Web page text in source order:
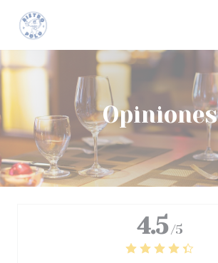
Personalización de sus opciones de cookies
Opiniones
4.5 /5